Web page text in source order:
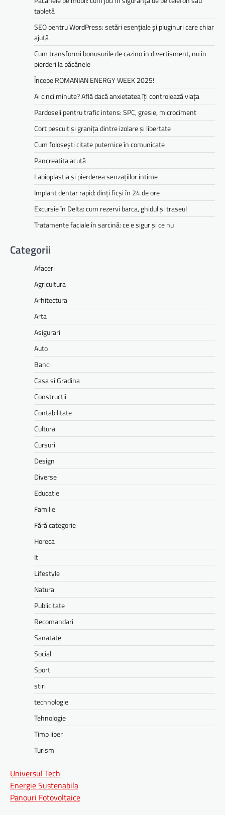
tabletă
SEO pentru WordPress: setări esențiale și pluginuri care chiar
ajută
Cum transformi bonusurile de cazino în divertisment, nu în
pierderi la păcănele
Începe ROMANIAN ENERGY WEEK 2025!
Ai cinci minute? Află dacă anxietatea îți controlează viața
Pardoseli pentru trafic intens: SPC, gresie, microciment
Cort pescuit și granița dintre izolare și libertate
Cum folosești citate puternice în comunicate
Pancreatita acută
Labioplastia și pierderea senzațiilor intime
Implant dentar rapid: dinți ficși în 24 de ore
Excursie în Delta: cum rezervi barca, ghidul și traseul
Tratamente faciale în sarcină: ce e sigur și ce nu
Categorii
Afaceri
Agricultura
Arhitectura
Arta
Asigurari
Auto
Banci
Casa si Gradina
Constructii
Contabilitate
Cultura
Cursuri
Design
Diverse
Educatie
Familie
Fără categorie
Horeca
It
Lifestyle
Natura
Publicitate
Recomandari
Sanatate
Social
Sport
stiri
technologie
Tehnologie
Timp liber
Turism
Universul Tech
Energie Sustenabila
Panouri Fotovoltaice